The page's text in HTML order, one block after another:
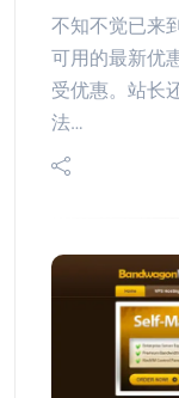
不知不觉已来
可用的最新优
受优惠。站长
法…